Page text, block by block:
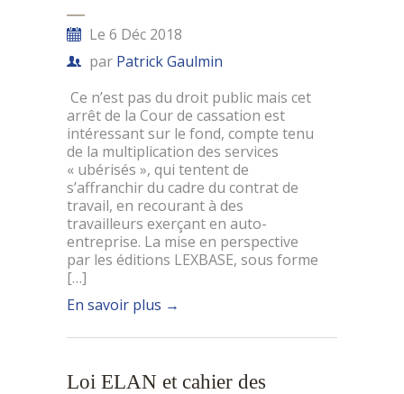
Le 6 Déc 2018
par Patrick Gaulmin
Ce n’est pas du droit public mais cet
arrêt de la Cour de cassation est
intéressant sur le fond, compte tenu
de la multiplication des services
« ubérisés », qui tentent de
s’affranchir du cadre du contrat de
travail, en recourant à des
travailleurs exerçant en auto-
entreprise. La mise en perspective
par les éditions LEXBASE, sous forme
[…]
En savoir plus →
Loi ELAN et cahier des